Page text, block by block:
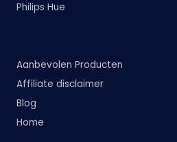
Philips Hue
Aanbevolen Producten
Affiliate disclaimer
Blog
Home